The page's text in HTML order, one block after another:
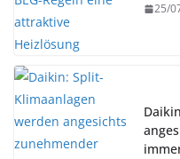
25/